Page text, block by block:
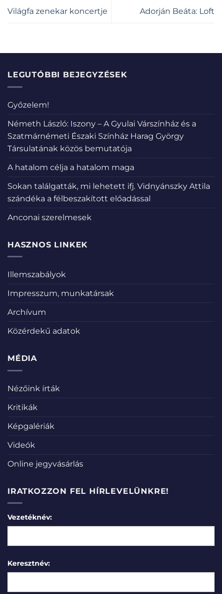
Világfa zenekar koncertje Adorján Beáta: Loft
LEGUTÓBBI BEJEGYZÉSEK
Győzelem!
Németh László: Iszony – A Gyulai Várszínház és a
Szatmárnémeti Északi Színház Harag György
Társulatának közös bemutatója
A hatalom célja a hatalom maga
Sokan találgatták, mi lehetett ifj. Vidnyánszky Attila
szándéka a félbeszakított előadással
Anconai szerelmesek
HASZNOS LINKEK
Illemszabályok
Impresszum, munkatársak
Archívum
Közérdekű adatok
MÉDIA
Nézőink írták
Kritikák
Képgalériák
Videók
Online jegyvásárlás
IRATKOZZON FEL HÍRLEVELÜNKRE!
Vezetéknév:
Keresztnév: